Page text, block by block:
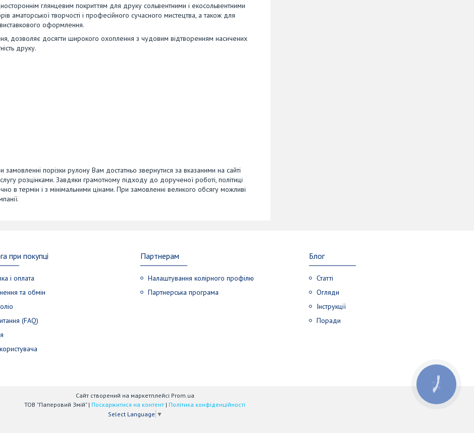
глянцевим покриттям для друку сольвентними і екосольвентними
аматорської творчості і професійного сучасного мистецтва, а також для
оформлення.
дозволяє досягти широкого охоплення з чудовим відтворенням насичених
друку.
порізки рулону Вам достатньо звернутися за вказаними на сайті
розцінками. Завдяки грамотному підходу до дорученої роботі, політиці
в термін і з мінімальними цінами. При замовленні великого обсягу можливі
при покупці
і оплата
та обмін
(FAQ)
Партнерам
Налаштування колірного профілю
Партнерська програма
Блог
Статті
Огляди
Інструкції
Поради
Сайт створений на маркетплейсі Prom.ua
ТОВ "Паперовий Змій" | Поскаржитися на контент | Політика конфіденційності
Select Language ▼
КНОПКА
ЗВ'ЯЗКУ